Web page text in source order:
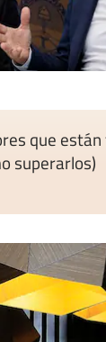
que
superarlos)